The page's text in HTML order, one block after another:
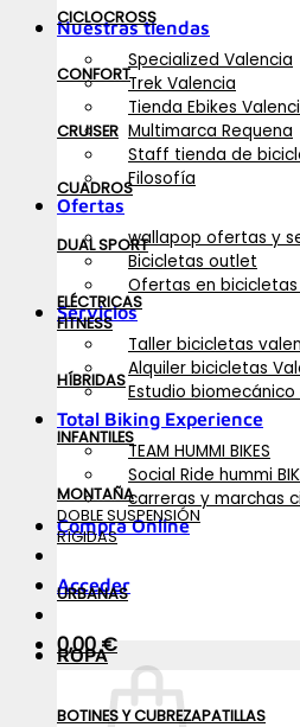
Nuestras tiendas
Specialized Valencia
Trek Valencia
Tienda Ebikes
Multimarca Requena
Staff tienda de
Filosofía
Ofertas
wallapop ofertas y
Bicicletas outlet
Ofertas en
Servicios
Taller bicicletas
Alquiler bicicletas
Estudio biomecánico
Total Biking Experience
TEAM HUMMI BIKES
Social Ride hummi
carreras y marchas
Compra Online
Acceder
0,00€
CICLOCROSS
CONFORT
CRUISER
CUADROS
DUAL SPORT
ELÉCTRICAS
FITNESS
HÍBRIDAS
INFANTILES
MONTAÑA
DOBLE SUSPENSIÓN
RÍGIDAS
URBANAS
ROPA
BOTINES Y CUBREZAPATILLAS